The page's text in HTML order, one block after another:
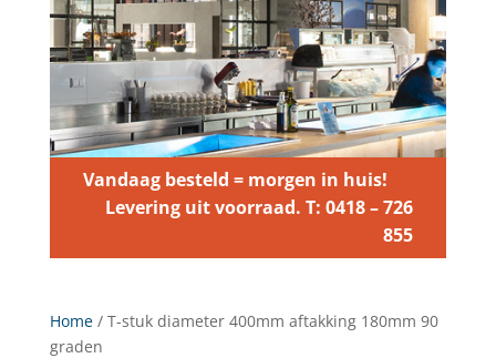
Vandaag besteld = morgen in huis!
Levering uit voorraad. T: 0418 – 726
855
Home/ T-stuk diameter 400mm aftakking 180mm 90
graden